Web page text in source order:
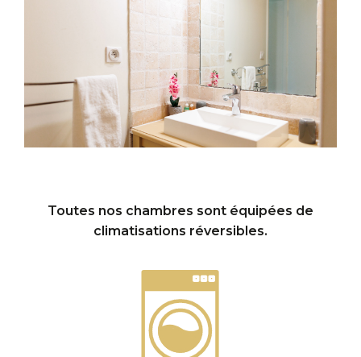
Toutes nos chambres sont équipées de
climatisations réversibles.